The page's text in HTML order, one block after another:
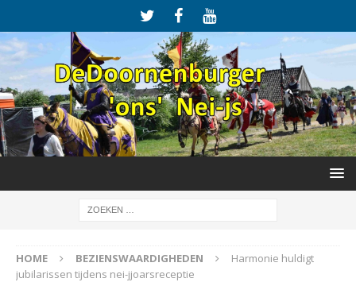
HOME BEZIENSWAARDIGHEDEN
Harmonie huldigt
jubilarissen tijdens nei-jjoarsreceptie